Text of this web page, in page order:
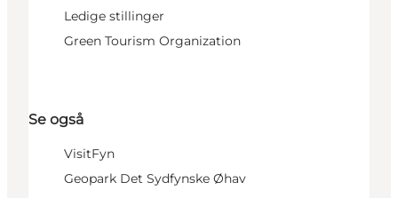
Ledige stillinger
Green Tourism Organization
Se også
VisitFyn
Geopark Det Sydfynske Øhav